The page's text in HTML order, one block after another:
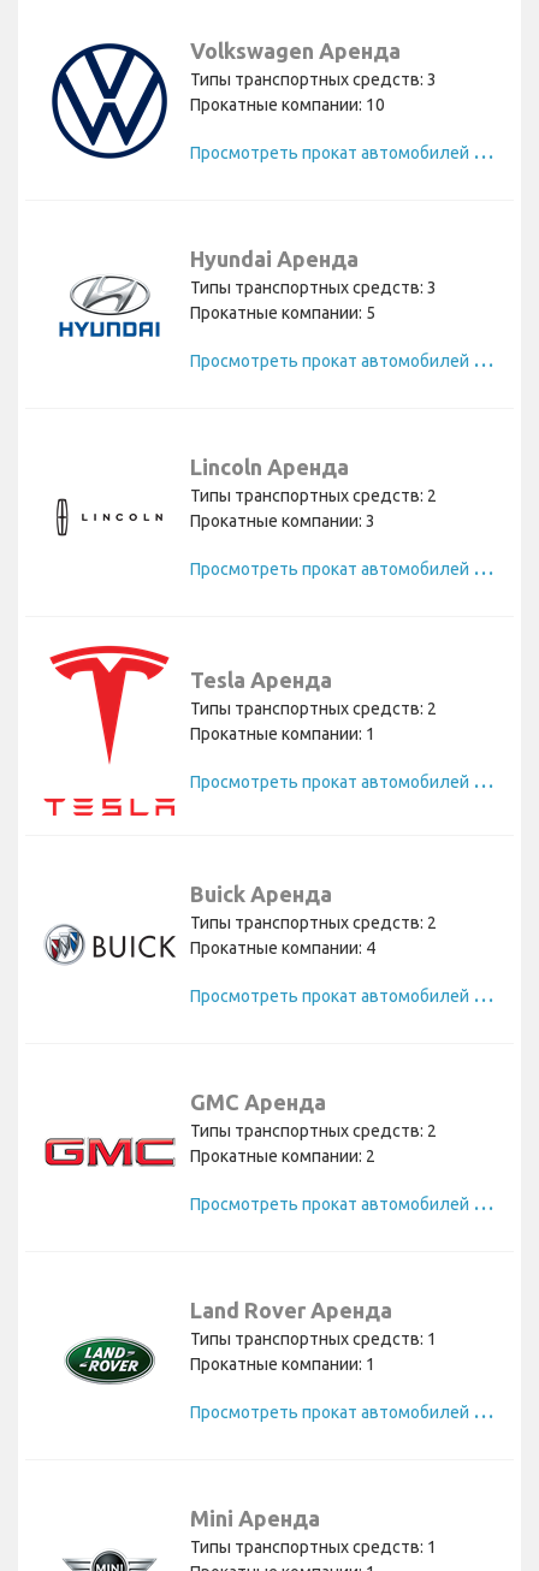
Volkswagen Аренда
Типы транспортных средств: 3
Прокатные компании: 10
П
росмотреть прокат автомобилей Volkswagen
Hyundai Аренда
Типы транспортных средств: 3
Прокатные компании: 5
П
росмотреть прокат автомобилей Hyundai
Lincoln Аренда
Типы транспортных средств: 2
Прокатные компании: 3
П
росмотреть прокат автомобилей Lincoln
Tesla Аренда
Типы транспортных средств: 2
Прокатные компании: 1
П
росмотреть прокат автомобилей Tesla
Buick Аренда
Типы транспортных средств: 2
Прокатные компании: 4
П
росмотреть прокат автомобилей Buick
GMC Аренда
Типы транспортных средств: 2
Прокатные компании: 2
П
росмотреть прокат автомобилей GMC
Land Rover Аренда
Типы транспортных средств: 1
Прокатные компании: 1
П
росмотреть прокат автомобилей Land Rover
Mini Аренда
Типы транспортных средств: 1